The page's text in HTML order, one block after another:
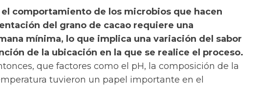
comportamiento de los microbios que hacen
del grano de cacao requiere una
mínima, lo que implica una variación del sabor
de la ubicación en la que se realice el proceso.
que factores como el pH, la composición de la
tuvieron un papel importante en el